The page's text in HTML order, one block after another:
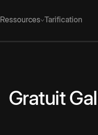
Ressources Tarification
Gratuit